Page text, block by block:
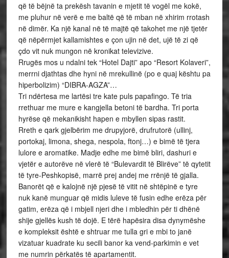
që të bëjnë ta prekësh tavanin e mjetit të vogël me kokë,
me pluhur në verë e me baltë që të mban në xhirim rrotash
në dimër. Ka një kanal në të majtë që takohet me një tjetër
që nëpërmjet kallamishtes e çon ujin në det, ujë të zi që
çdo vit nuk mungon në kronikat televizive.
Rrugës mos u ndalni tek “Hotel Dajti” apo “Resort Kolaveri”,
merrni djathtas dhe hyni në mrekullinë (po e quaj kështu pa
hiperbolizim) “DIBRA-AGZA”…
Tri ndërtesa me lartësi tre kate puls papafingo. Të tria
rrethuar me mure e kangjella betoni të bardha. Tri porta
hyrëse që mekanikisht hapen e mbyllen sipas rastit.
Rreth e qark gjelbërim me drupyjorë, drufrutorë (ullinj,
portokaj, limona, shega, nespola, ftonj…) e bimë të tjera
lulore e aromatike. Madje edhe me bimë bliri, dashuri e
vjetër e autorëve në vlerë të “Bulevardit të Blirëve” të qytetit
të tyre-Peshkopisë, marrë prej andej me rrënjë të gjalla.
Banorët që e kalojnë një pjesë të vitit në shtëpinë e tyre
nuk kanë munguar që midis luleve të fusin edhe erëza për
gatim, erëza që i mbjell njeri dhe i mbledhin për ti dhënë
shije gjellës kush të dojë. E tërë hapësira disa dynymëshe
e kompleksit është e shtruar me tulla gri e mbi to janë
vizatuar kuadrate ku secili banor ka vend-parkimin e vet
me numrin përkatës të apartamentit.